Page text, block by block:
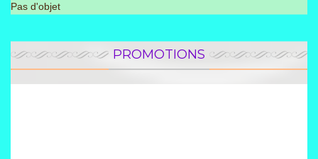
Pas d'objet
PROMOTIONS